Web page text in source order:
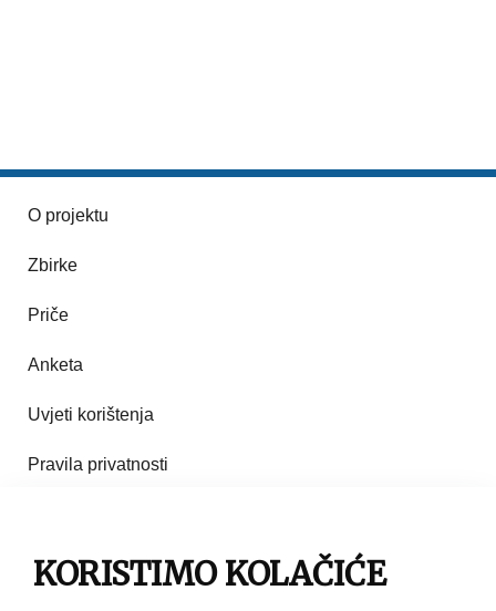
O projektu
Zbirke
Priče
Anketa
Uvjeti korištenja
Pravila privatnosti
Pravila korištenja
KORISTIMO KOLAČIĆE